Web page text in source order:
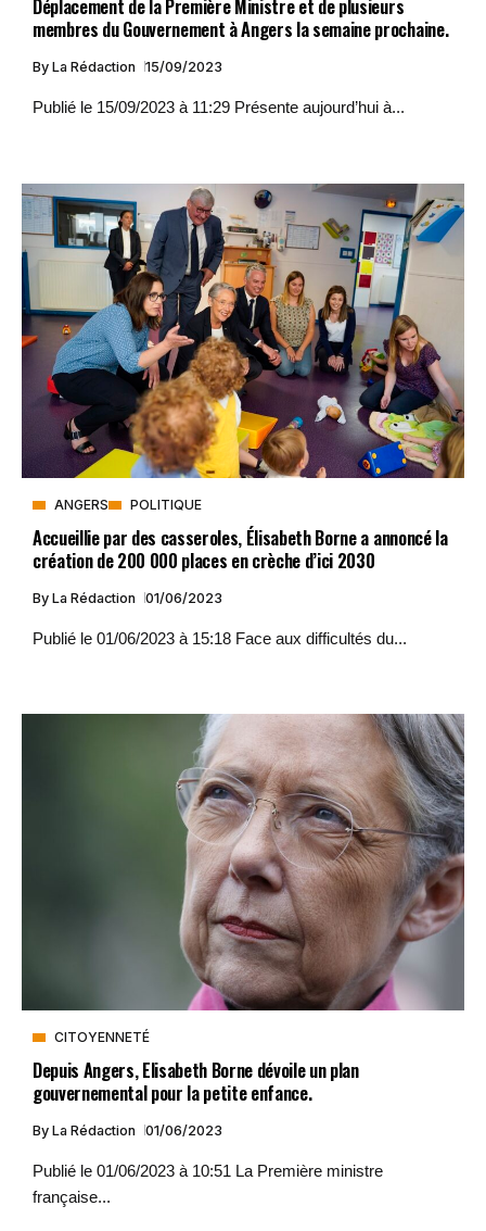
Déplacement de la Première Ministre et de plusieurs
membres du Gouvernement à Angers la semaine prochaine.
By La Rédaction 15/09/2023
Publié le 15/09/2023 à 11:29 Présente aujourd’hui à...
ANGERS POLITIQUE
Accueillie par des casseroles, Élisabeth Borne a annoncé la
création de 200 000 places en crèche d’ici 2030
By La Rédaction 01/06/2023
Publié le 01/06/2023 à 15:18 Face aux difficultés du...
CITOYENNETÉ
Depuis Angers, Elisabeth Borne dévoile un plan
gouvernemental pour la petite enfance.
By La Rédaction 01/06/2023
Publié le 01/06/2023 à 10:51 La Première ministre
française...